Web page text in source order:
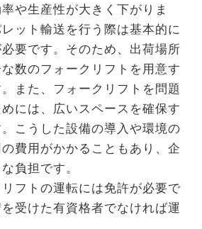
や生産性が大きく下がりま
ット輸送を行う際は基本的に
要です。そのため、出荷場所
数のフォークリフトを用意す
また、フォークリフトを問題
には、広いスペースを確保す
こうした設備の導入や環境の
費用がかかることもあり、企
負担です。
フトの運転には免許が必要で
受けた有資格者でなければ運